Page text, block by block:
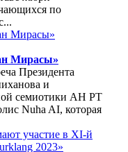
по
Мирасы»
Президента
и
семиотики АН РТ
Nuha AI, которая